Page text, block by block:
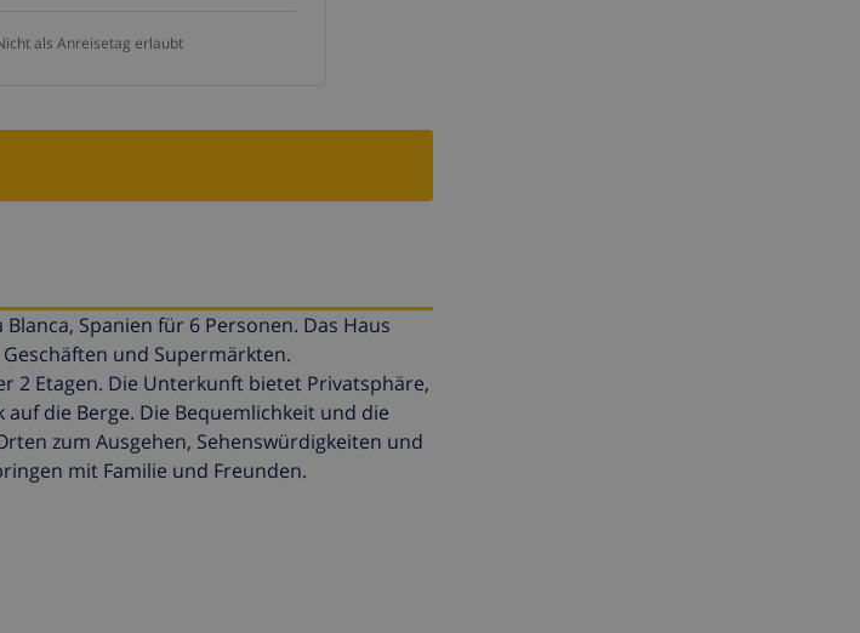
als Anreisetag erlaubt
Spanien für 6 Personen. Das Haus
und Supermärkten.
2 Etagen. Die Unterkunft bietet Privatsphäre,
die Berge. Die Bequemlichkeit und die
zum Ausgehen, Sehenswürdigkeiten und
mit Familie und Freunden.